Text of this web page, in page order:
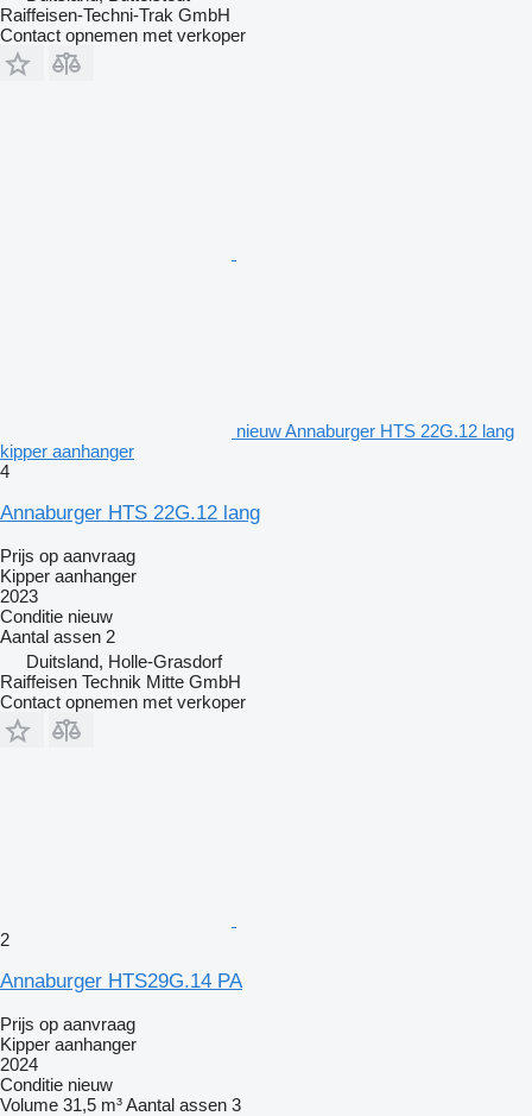
Raiffeisen-Techni-Trak GmbH
Contact opnemen met verkoper
nieuw Annaburger HTS 22G.12 lang
kipper aanhanger
4
Annaburger HTS 22G.12 lang
Prijs op aanvraag
Kipper aanhanger
2023
Conditie nieuw
Aantal assen 2
Duitsland, Holle-Grasdorf
Raiffeisen Technik Mitte GmbH
Contact opnemen met verkoper
2
Annaburger HTS29G.14 PA
Prijs op aanvraag
Kipper aanhanger
2024
Conditie nieuw
Volume 31,5 m³Aantal assen 3